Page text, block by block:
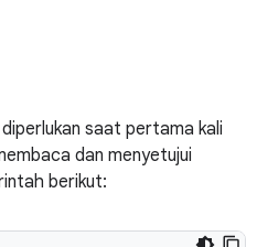
saat pertama kali
dan menyetujui
berikut: